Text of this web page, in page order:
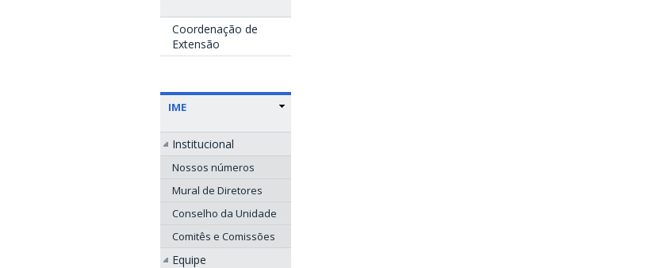
Coordenação de
Extensão
IME
Institucional
Nossos números
Mural de Diretores
Conselho da Unidade
Comitês e Comissões
Equipe